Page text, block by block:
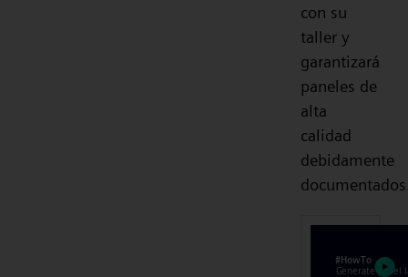
con su
taller y
garantizará
paneles de
alta
calidad
debidamente